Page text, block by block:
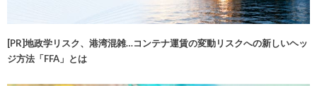
[PR]地政学リスク、港湾混雑…コンテナ運賃の変動リスクへの新しいヘッ
ジ方法「FFA」とは